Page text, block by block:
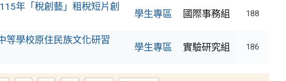
年「稅創藝」租稅短片創
學生專區 國際事務組 188
等學校原住民族文化研習
學生專區 實驗研究組 186